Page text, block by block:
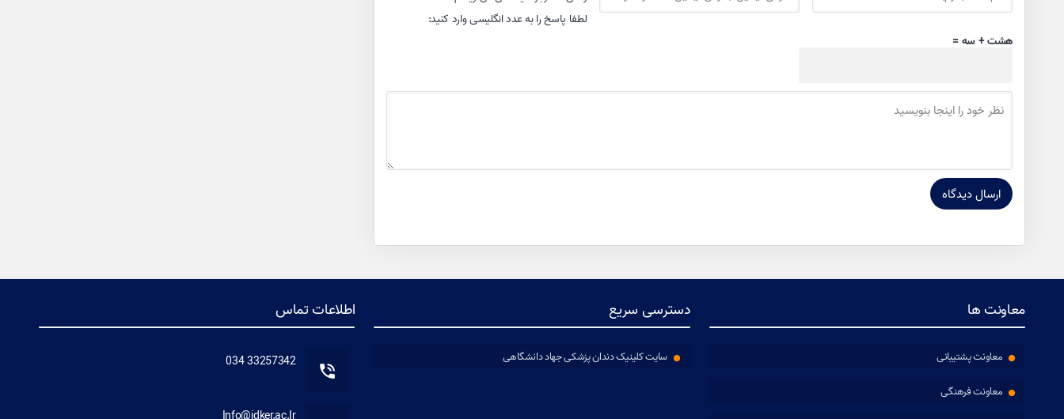
لطفا پاسخ را به عدد انگلیسی وارد کنید:
هشت + سه =
معاونت ها
معاونت پشتیبانی
معاونت فرهنگی
دسترسی سریع
سایت کلینیک دندان پزشکی جهاد دانشگاهی
اطلاعات تماس
33257342 034
Info@jdker.ac.Ir